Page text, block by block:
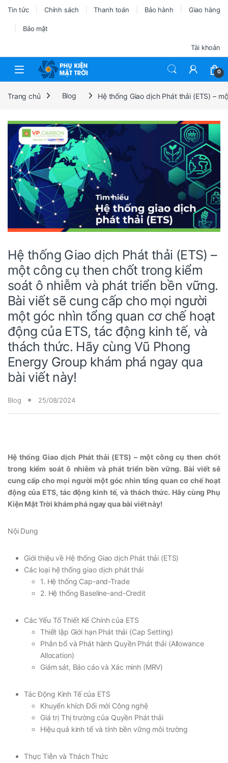
Tin tức Chính sách Thanh toán Bảo hành Giao hàng
Bảo mật
Tài khoản
0
Trang chủ Blog Hệ thống Giao dịch Phát thải (ETS) –
Hệ thống Giao dịch Phát thải (ETS) –
một công cụ then chốt trong kiểm
soát ô nhiễm và phát triển bền vững.
Bài viết sẽ cung cấp cho mọi người
một góc nhìn tổng quan cơ chế hoạt
động của ETS, tác động kinh tế, và
thách thức. Hãy cùng Vũ Phong
Energy Group khám phá ngay qua
bài viết này!
Blog 25/08/2024
Hệ thống Giao dịch Phát thải (ETS) – một công cụ then chốt
trong kiểm soát ô nhiễm và phát triển bền vững. Bài viết sẽ
cung cấp cho mọi người một góc nhìn tổng quan cơ chế hoạt
động của ETS, tác động kinh tế, và thách thức. Hãy cùng Phụ
Kiện Mặt Trời khám phá ngay qua bài viết này!
Nội Dung
Giới thiệu về Hệ thống Giao dịch Phát thải (ETS)
Các loại hệ thống giao dịch phát thải
1. Hệ thống Cap-and-Trade
2. Hệ thống Baseline-and-Credit
Các Yếu Tố Thiết Kế Chính của ETS
Thiết lập Giới hạn Phát thải (Cap Setting)
Phân bổ và Phát hành Quyền Phát thải (Allowance
Allocation)
Giám sát, Báo cáo và Xác minh (MRV)
Tác Động Kinh Tế của ETS
Khuyến khích Đổi mới Công nghệ
Giá trị Thị trường của Quyền Phát thải
Hiệu quả kinh tế và tính bền vững môi trường
Thực Tiễn và Thách Thức